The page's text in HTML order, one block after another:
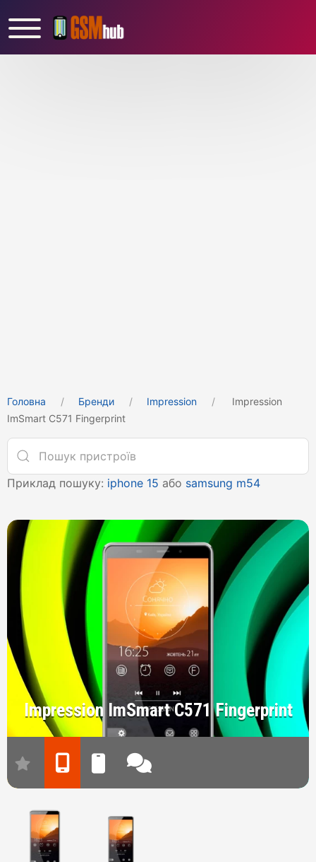
Головна Бренди Impression
Impression
ImSmart С571 Fingerprint
Приклад пошуку: iphone 15 або samsung m54
Impression ImSmart С571 Fingerprint